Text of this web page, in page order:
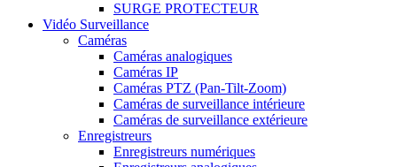
SURGE PROTECTEUR
Vidéo Surveillance
Caméras
Caméras analogiques
Caméras IP
Caméras PTZ (Pan-Tilt-Zoom)
Caméras de surveillance intérieure
Caméras de surveillance extérieure
Enregistreurs
Enregistreurs numériques